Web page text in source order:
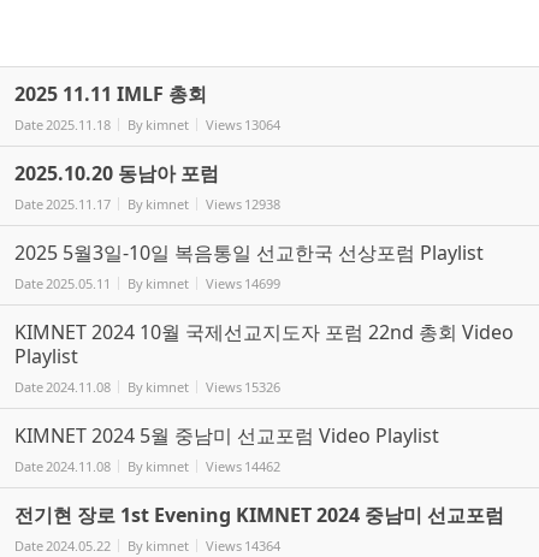
2025 11.11 IMLF 총회
Date2025.11.18 By kimnet Views 13064
2025.10.20 동남아 포럼
Date2025.11.17 By kimnet Views 12938
2025 5월3일-10일 복음통일 선교한국 선상포럼 Playlist
Date2025.05.11 By kimnet Views 14699
KIMNET 2024 10월 국제선교지도자 포럼 22nd 총회 Video
Playlist
Date2024.11.08 By kimnet Views 15326
KIMNET 2024 5월 중남미 선교포럼 Video Playlist
Date2024.11.08 By kimnet Views 14462
전기현 장로 1st Evening KIMNET 2024 중남미 선교포럼
Date2024.05.22 By kimnet Views 14364